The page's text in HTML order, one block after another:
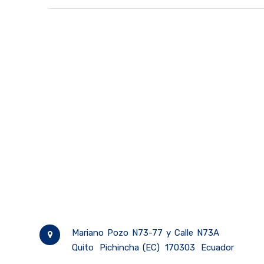
Mariano Pozo N73-77 y Calle N73A
Quito
Pichincha (EC) 170303 Ecuador